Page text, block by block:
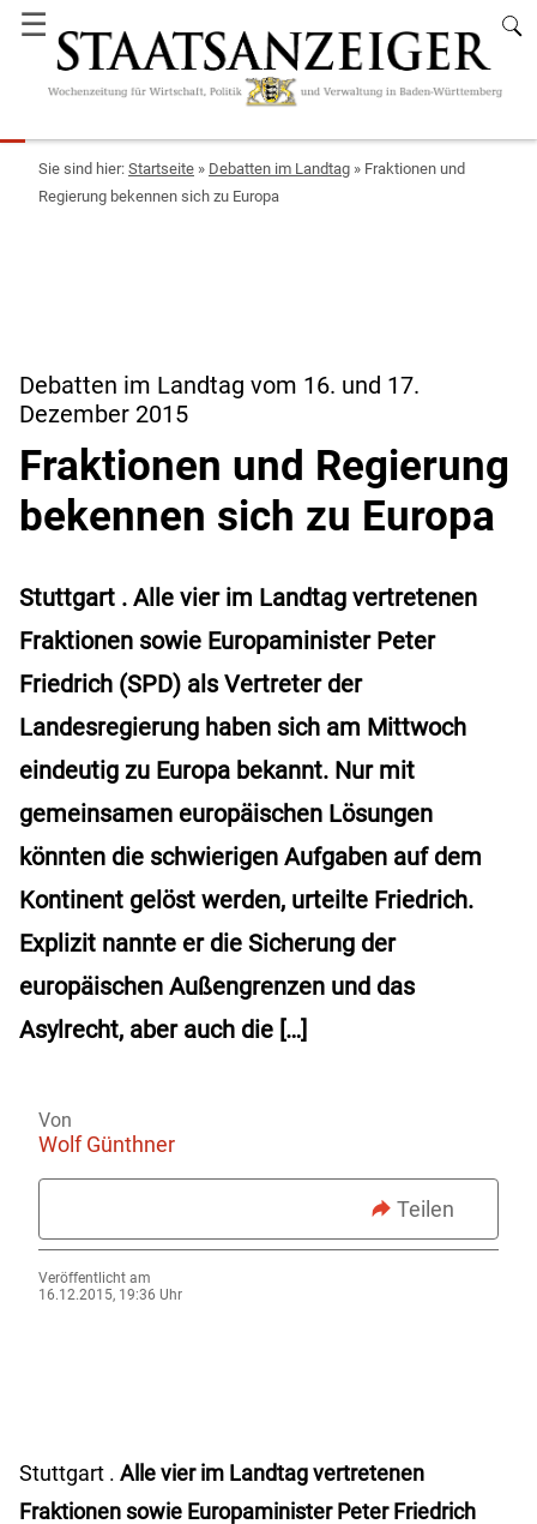
☰
Startseite » Debatten im Landtag » Fraktionen und
Regierung bekennen sich zu Europa
Debatten im Landtag vom 16. und 17.
Dezember 2015
Fraktionen und Regierung
bekennen sich zu Europa
Stuttgart . Alle vier im Landtag vertretenen
Fraktionen sowie Europaminister Peter
Friedrich (SPD) als Vertreter der
Landesregierung haben sich am Mittwoch
eindeutig zu Europa bekannt. Nur mit
gemeinsamen europäischen Lösungen
könnten die schwierigen Aufgaben auf dem
Kontinent gelöst werden, urteilte Friedrich.
Explizit nannte er die Sicherung der
europäischen Außengrenzen und das
Asylrecht, aber auch die […]
Von
Wolf Günthner
Teilen
Veröffentlicht am
16.12.2015, 19:36 Uhr
Stuttgart . Alle vier im Landtag vertretenen
Fraktionen sowie Europaminister Peter Friedrich